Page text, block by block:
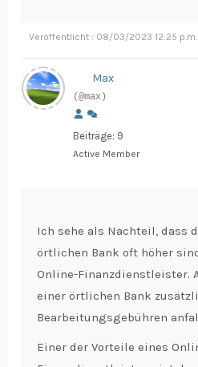
Veröffentlicht : 08/03/2023 12:25 p.m.
Max
(@max)
Beiträge: 9
Active Member
Ich sehe als Nachteil, dass
örtlichen Bank oft höher
Online-Finanzdienstleister.
einer örtlichen Bank
Bearbeitungsgebühren
Einer der Vorteile eines